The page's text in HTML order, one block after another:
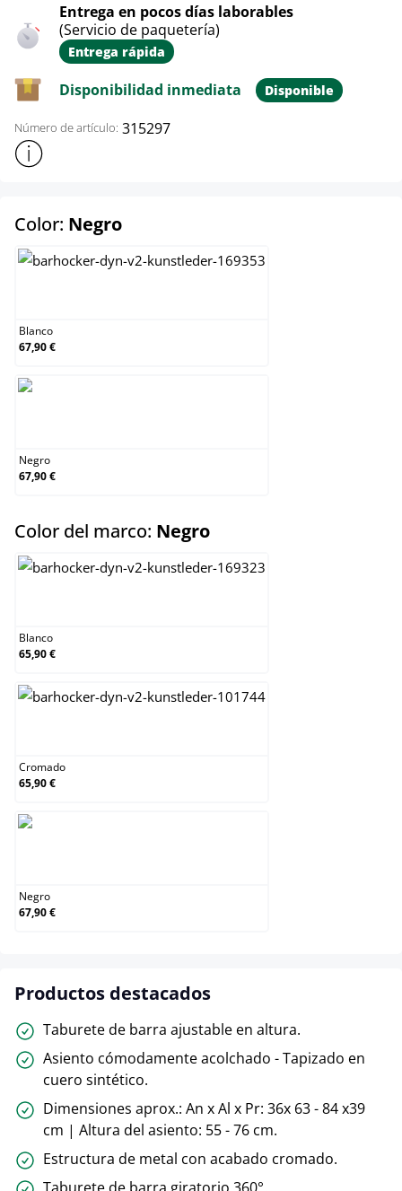
Entrega en pocos días laborables
(Servicio de paquetería)
Entrega rápida
Disponibilidad inmediata Disponible
Número de artículo: 315297
Mostrar más información sobre el producto
Color: Negroselect
Blanco
67,90 €
Negro
67,90 €
Color del marco: Negroselect
Blanco
65,90 €
Cromado
65,90 €
Negro
67,90 €
Productos destacados
Taburete de barra ajustable en altura.
Asiento cómodamente acolchado - Tapizado en
cuero sintético.
Dimensiones aprox.: An x Al x Pr: 36x 63 - 84 x39
cm | Altura del asiento: 55 - 76 cm.
Estructura de metal con acabado cromado.